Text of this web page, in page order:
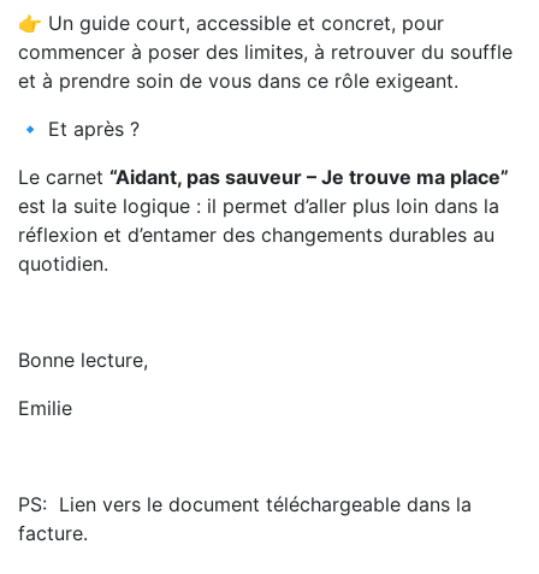
👉 Un guide court, accessible et concret, pour
commencer à poser des limites, à retrouver du souffle
et à prendre soin de vous dans ce rôle exigeant.
🔹 Et après ?
Le carnet “Aidant, pas sauveur – Je trouve ma place”
est la suite logique : il permet d’aller plus loin dans la
réflexion et d’entamer des changements durables au
quotidien.
Bonne lecture,
Emilie
PS: Lien vers le document téléchargeable dans la
facture.